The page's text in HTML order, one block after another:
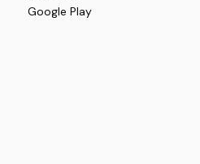
Google Play